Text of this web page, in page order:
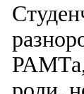
РАМТа,